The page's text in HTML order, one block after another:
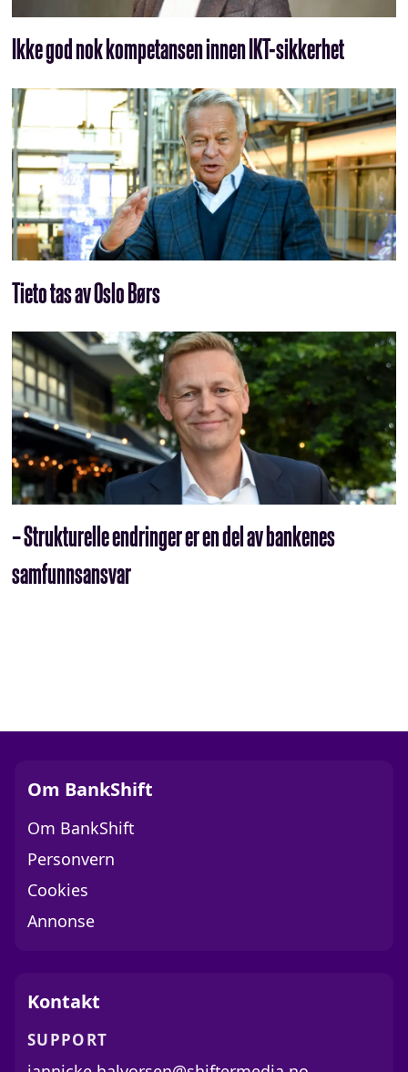
Ikke god nok kompetansen innen IKT-sikkerhet
Tieto tas av Oslo Børs
– Strukturelle endringer er en del av bankenes
samfunnsansvar
Om BankShift
Om BankShift
Personvern
Cookies
Annonse
Kontakt
SUPPORT